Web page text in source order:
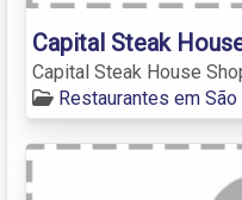
Capital Steak
Capital Steak House
Restaurantes em São